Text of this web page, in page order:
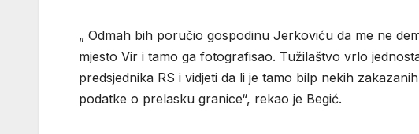
„ Odmah bih poručio gospodinu Jerkoviću da me ne
mjesto Vir i tamo ga fotografisao. Tužilaštvo vrlo
predsjednika RS i vidjeti da li je tamo bilp nekih
podatke o prelasku granice“, rekao je Begić.